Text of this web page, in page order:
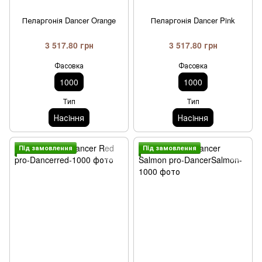
Пеларгонія Dancer Orange
3 517.80 грн
Фасовка
1000
Тип
Насiння
Пеларгонія Dancer Pink
3 517.80 грн
Фасовка
1000
Тип
Насiння
Пiд замовлення Пiд замовлення